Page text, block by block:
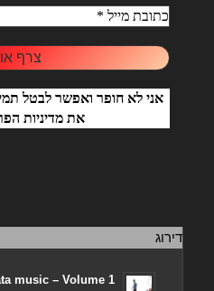
אני לא חופר ואפשר לבטל
אתמדיניות
דירוג
music – Volume 1